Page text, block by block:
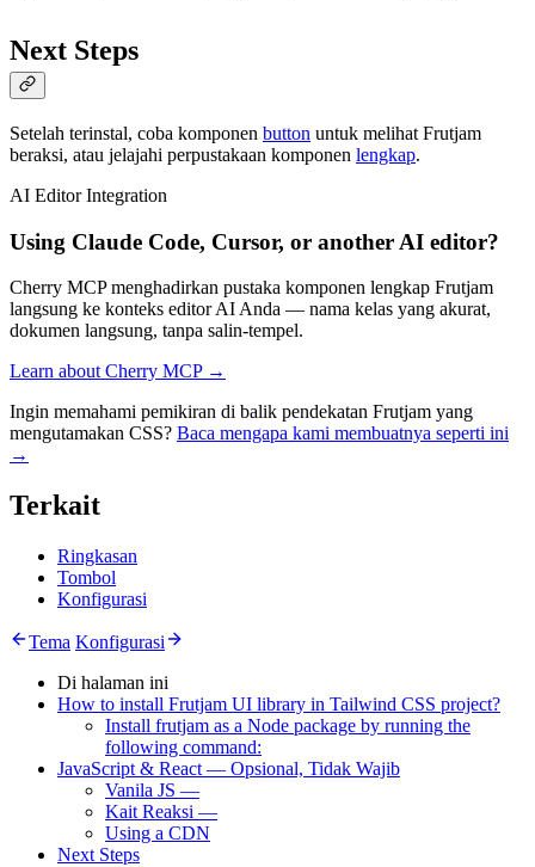
Next Steps
Setelah terinstal, coba komponen button untuk melihat Frutjam
beraksi, atau jelajahi perpustakaan komponen lengkap.
AI Editor Integration
Using Claude Code, Cursor, or another AI editor?
Cherry MCP menghadirkan pustaka komponen lengkap Frutjam
langsung ke konteks editor AI Anda — nama kelas yang akurat,
dokumen langsung, tanpa salin-tempel.
Learn about Cherry MCP →
Ingin memahami pemikiran di balik pendekatan Frutjam yang
mengutamakan CSS? Baca mengapa kami membuatnya seperti ini
→
Terkait
Ringkasan
Tombol
Konfigurasi
Tema Konfigurasi
Di halaman ini
How to install Frutjam UI library in Tailwind CSS project?
Install frutjam as a Node package by running the
following command:
JavaScript & React — Opsional, Tidak Wajib
Vanila JS —
Kait Reaksi —
Using a CDN
Next Steps